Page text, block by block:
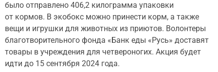
было отправлено 406,2 килограмма упаковки
от кормов. В экобокс можно принести корм, а также
вещи и игрушки для животных из приютов. Волонтеры
благотворительного фонда «Банк еды «Русь» доставят
товары в учреждения для четвероногих. Акция будет
идти до 15 сентября 2024 года.